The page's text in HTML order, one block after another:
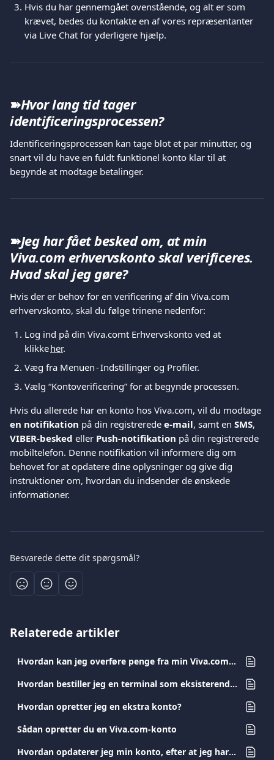
Hvis du har gennemgået ovenstående, og alt er som
krævet, bedes du kontakte en af vores repræsentanter
via Live Chat for yderligere hjælp.
➽Hvor lang tid tager
identificeringsprocessen?
Identificeringsprocessen kan tage blot et par minutter, og
snart vil du have en fuldt funktionel konto klar til at
begynde at modtage betalinger.
➽Jeg har fået besked om, at min
Viva.com erhvervskonto skal verificeres.
Hvad skal jeg gøre?
Hvis der er behov for en verificering af din Viva.com
erhvervskonto, skal du følge trinene nedenfor:
Log ind på din Viva.comt Erhvervskonto ved at
klikke her.
Væg fra Menuen - Indstillinger og Profiler.
Vælg “Kontoverificering” for at begynde processen.
Hvis du allerede har en konto hos Viva.com, vil du modtage
en notifikation på din registrerede e-mail, samt en SMS,
VIBER-besked eller Push-notifikation på din registrerede
mobiltelefon. Denne notifikation vil informere dig om
behovet for at opdatere dine oplysninger og give dig
instruktioner om, hvordan du indsender de ønskede
informationer.
Besvarede dette dit spørgsmål?
Relaterede artikler
Hvordan kan jeg overføre penge fra min Viva.com-konto til en anden Viva.com-konto?
Hvordan bestiller jeg en terminal som eksisterende kunde?
Hvordan opretter jeg en ekstra konto?
Sådan opretter du en Viva.com-konto
Hvordan opdaterer jeg min konto, efter at jeg har ændret mit identitetsdokument?